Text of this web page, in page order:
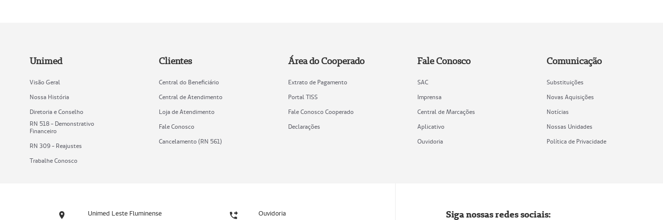
Unimed
Visão Geral
Nossa História
Diretoria e Conselho
RN 518 - Demonstrativo
Financeiro
RN 309 - Reajustes
Trabalhe Conosco
Clientes
Central do Beneficiário
Central de Atendimento
Loja de Atendimento
Fale Conosco
Cancelamento (RN 561)
Área do Cooperado
Extrato de Pagamento
Portal TISS
Fale Conosco Cooperado
Declarações
Fale Conosco
SAC
Imprensa
Central de Marcações
Aplicativo
Ouvidoria
Comunicação
Substituições
Novas Aquisições
Notícias
Nossas Unidades
Política de Privacidade
Unimed Leste Fluminense Ouvidoria Siga nossas redes sociais: